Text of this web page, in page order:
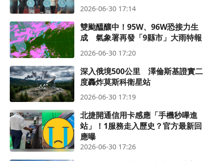
2026-06-30 17:14
雙颱醞釀中！95W、96W恐接力生
成 氣象署再發「9縣市」大雨特報
2026-06-30 17:20
深入俄境500公里 澤倫斯基證實二
度轟炸莫斯科衛星站
2026-06-30 17:19
北捷開通信用卡感應「手機秒嗶進
站」！1服務走入歷史？官方最新回
應曝
2026-06-30 17:26